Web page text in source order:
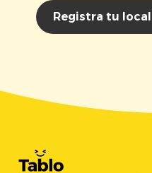
Registra tu